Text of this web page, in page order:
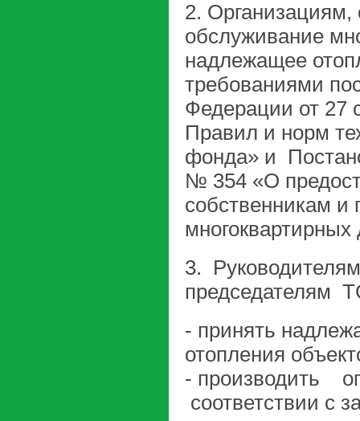
2.
обслуживание
надлежащее
требованиями
Федерации от 27
Правил и норм
фонда» и
№ 354 «О
собственникам
3.
- принять
отопления
- производить
соответствии с